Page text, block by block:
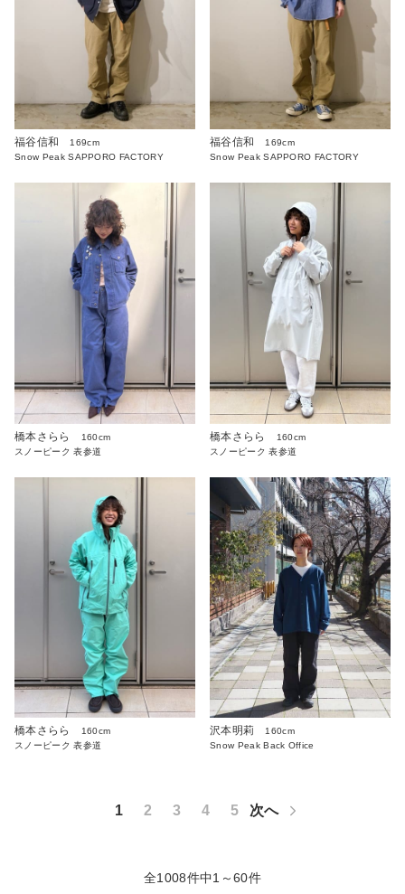
福谷信和
169cm
Snow Peak SAPPORO FACTORY
福谷信和
169cm
Snow Peak SAPPORO FACTORY
橋本さらら
160cm
スノーピーク 表参道
橋本さらら
160cm
スノーピーク 表参道
橋本さらら
160cm
スノーピーク 表参道
沢本明莉
160cm
Snow Peak Back Office
1 2 3 4 5 次へ
全1008件中1～60件